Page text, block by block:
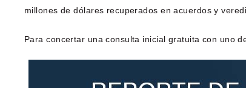
millones de dólares recuperados en acuerdos y
Para concertar una consulta inicial gratuita con uno